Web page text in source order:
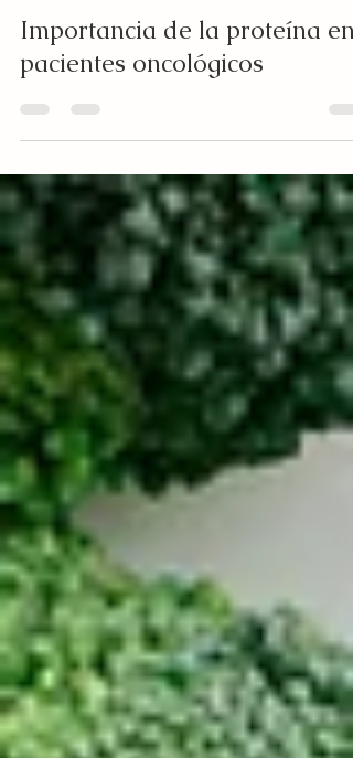
Cecni Nutrición
Aug 19, 2022
3 min read
Importancia de la proteína en
pacientes oncológicos